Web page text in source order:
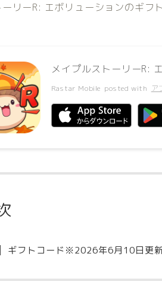
リーR: エボリューションのギフ
メイプルストーリーR:
Rastar Mobile posted with ア
ギフトコード※2026年6月10日更